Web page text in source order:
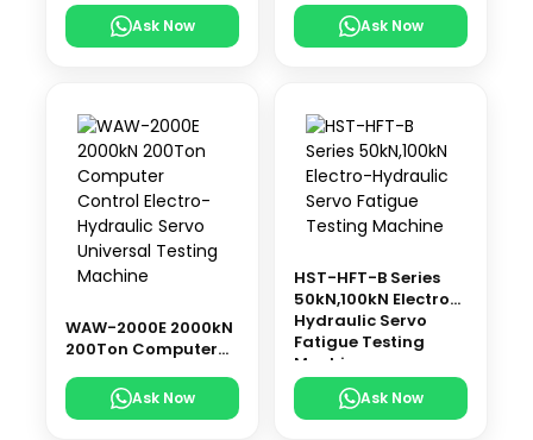
Ask Now
Universal Testing
Machine
Ask Now
WAW-2000E 2000kN
200Ton Computer
Hydraulic Servo
Universal Testing
Ask Now
HST-HFT-B Series
50kN,100kN Electro-
Hydraulic Servo
Fatigue Testing
Machine
Ask Now